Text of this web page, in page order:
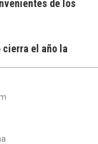
de los
cierra el año la